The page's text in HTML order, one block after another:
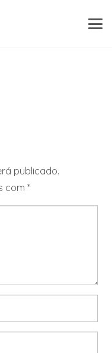
publicado.
com *